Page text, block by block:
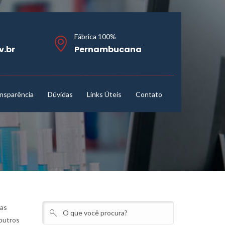
Fábrica 100%
Pernambucana
Dúvidas Links Úteis Contato